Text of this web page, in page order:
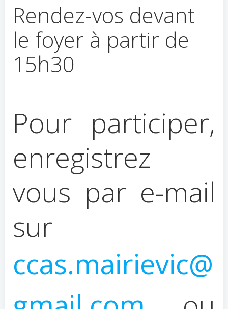
Rendez-vos devant
le foyer à partir de
15h30
Pour participer,
enregistrez
vous par e-mail
sur
ccas.mairievic@